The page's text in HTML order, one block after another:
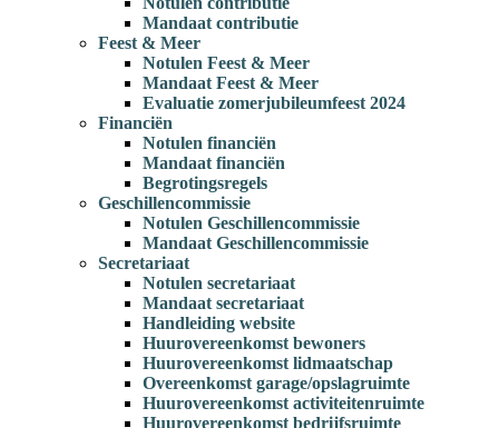
Mandaat contributie
Feest & Meer
Notulen Feest & Meer
Mandaat Feest & Meer
Evaluatie zomerjubileumfeest 2024
Financiën
Notulen financiën
Mandaat financiën
Begrotingsregels
Geschillencommissie
Notulen Geschillencommissie
Mandaat Geschillencommissie
Secretariaat
Notulen secretariaat
Mandaat secretariaat
Handleiding website
Huurovereenkomst bewoners
Huurovereenkomst lidmaatschap
Overeenkomst garage/opslagruimte
Huurovereenkomst activiteitenruimte
Huurovereenkomst bedrijfsruimte